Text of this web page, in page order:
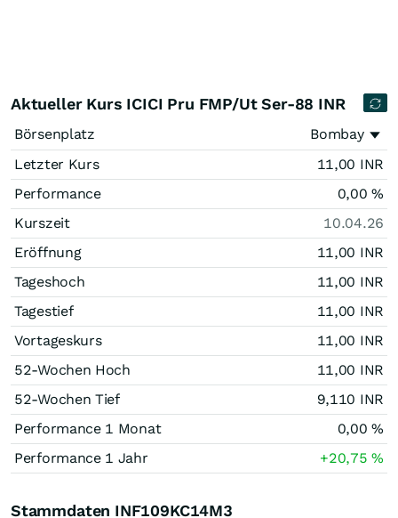
Aktueller Kurs ICICI Pru FMP/Ut Ser-88 INR
Börsenplatz
Bombay
Letzter Kurs
11,00 INR
Performance
0,00%
Kurszeit
10.04.26
Eröffnung
11,00 INR
Tageshoch
11,00 INR
Tagestief
11,00 INR
Vortageskurs
11,00 INR
52-Wochen Hoch
11,00 INR
52-Wochen Tief
9,110 INR
Performance 1 Monat
0,00%
Performance 1 Jahr
+20,75%
Stammdaten INF109KC14M3